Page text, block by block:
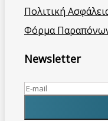
Πολιτική
Φόρμα
Newsletter